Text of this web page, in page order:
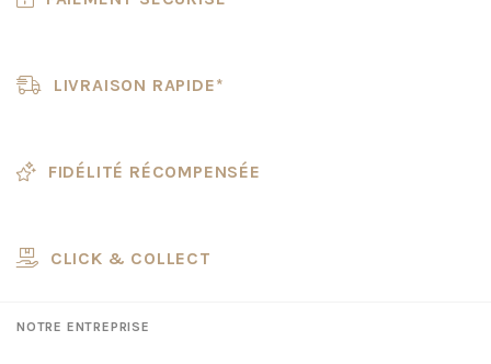
LIVRAISON RAPIDE*
FIDÉLITÉ RÉCOMPENSÉE
CLICK & COLLECT
NOTRE ENTREPRISE